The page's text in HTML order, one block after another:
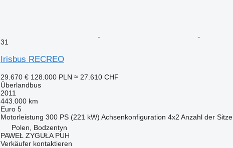
31
Irisbus RECREO
29.670 € 128.000 PLN ≈ 27.610 CHF
Überlandbus
2011
443.000 km
Euro 5
Motorleistung 300 PS (221 kW) Achsenkonfiguration 4x2 Anzahl der Sitze
Polen, Bodzentyn
PAWEŁ ZYGUŁA PUH
Verkäufer kontaktieren